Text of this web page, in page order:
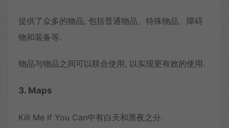
提供了众多的物品, 包括普通物品、特殊物品、障碍
物和装备等.
物品与物品之间可以联合使用, 以实现更有效的使用.
3. Maps
Kill Me If You Can中有白天和黑夜之分.